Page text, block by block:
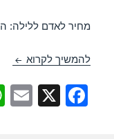
מחיר לאדם ללילה: החל
להמשיך לקרוא
F
X